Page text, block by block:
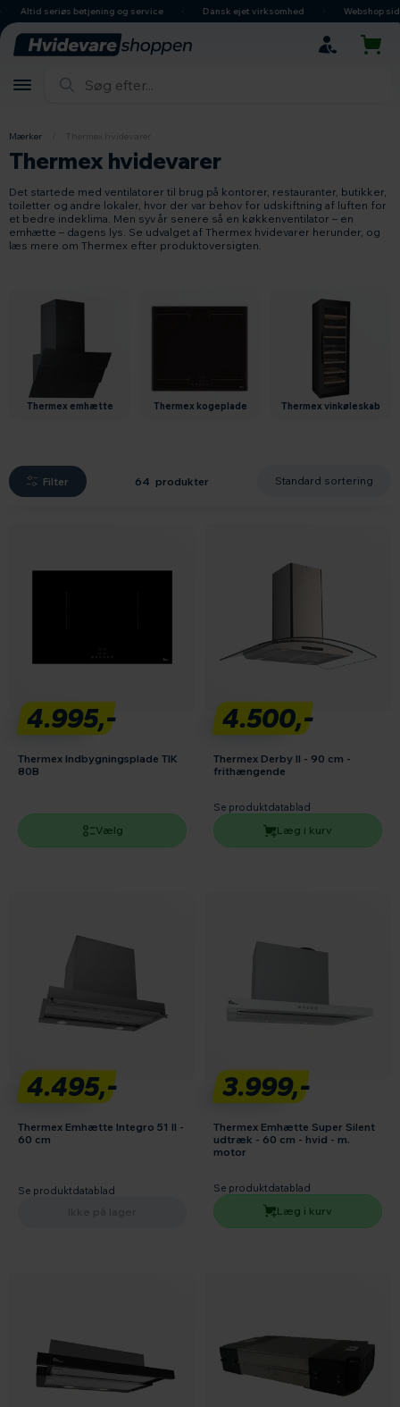
hovedindhold
søgning
navigation
indkøbskurv
betjening og service Dansk ejet virksomhed Webshop siden 2005
Mærker Thermex hvidevarer
Thermex hvidevarer
Det startede med ventilatorer til brug på kontorer, restauranter, butikker,
toiletter og andre lokaler, hvor der var behov for udskiftning af luften for
et bedre indeklima. Men syv år senere så en køkkenventilator – en
emhætte – dagens lys. Se udvalget af Thermex hvidevarer herunder, og
læs mere om Thermex efter produktoversigten.
thermex emhætte thermex kogeplade thermex vinkøleskab
Filter 64 produkter
4.995,-
Thermex Indbygningsplade TIK
80B
Vælg
4.500,-
Thermex Derby II - 90 cm -
frithængende
Se produktdatablad
Læg i kurv
4.495,-
Thermex Emhætte Integro 51 II -
60 cm
Se produktdatablad
3.999,-
Thermex Emhætte Super Silent
udtræk - 60 cm - hvid - m.
motor
Se produktdatablad
Læg i kurv